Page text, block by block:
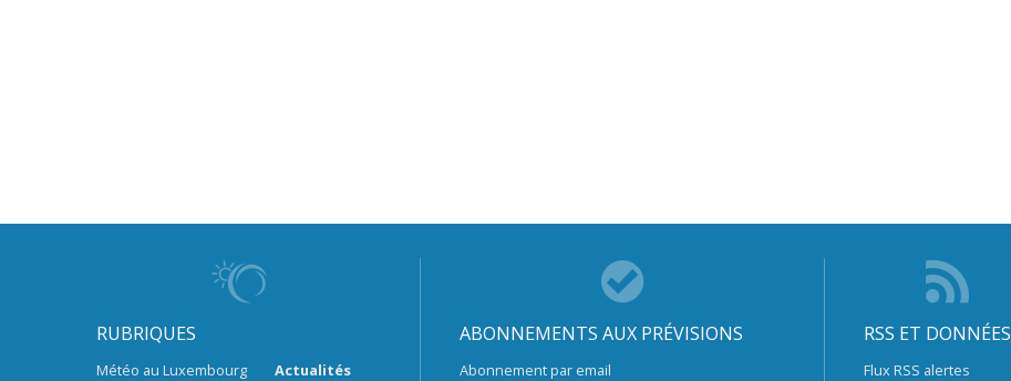
RUBRIQUES
Météo au Luxembourg
Actualités
ABONNEMENTS AUX PRÉVISIONS
Abonnement par email
RSS ET DONNÉES
Flux RSS alertes